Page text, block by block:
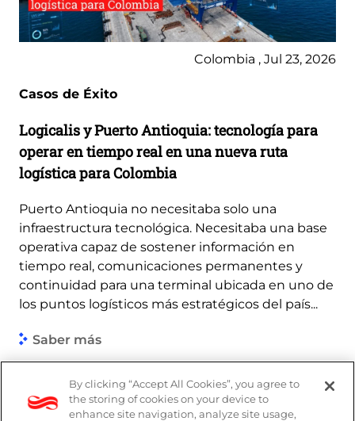
Colombia , Jul 23, 2026
Casos de Éxito
Logicalis y Puerto Antioquia: tecnología para
operar en tiempo real en una nueva ruta
logística para Colombia
Puerto Antioquia no necesitaba solo una
infraestructura tecnológica. Necesitaba una base
operativa capaz de sostener información en
tiempo real, comunicaciones permanentes y
continuidad para una terminal ubicada en uno de
los puntos logísticos más estratégicos del país...
Saber más
By clicking “Accept All Cookies”, you agree to
the storing of cookies on your device to
enhance site navigation, analyze site usage,